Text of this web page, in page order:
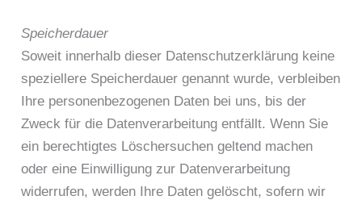
Speicherdauer
Soweit innerhalb dieser Datenschutzerklärung keine
speziellere Speicherdauer genannt wurde, verbleiben
Ihre personenbezogenen Daten bei uns, bis der
Zweck für die Datenverarbeitung entfällt. Wenn Sie
ein berechtigtes Löschersuchen geltend machen
oder eine Einwilligung zur Datenverarbeitung
widerrufen, werden Ihre Daten gelöscht, sofern wir